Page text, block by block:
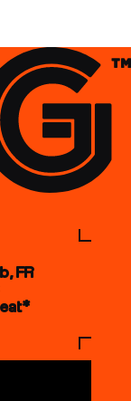
FR